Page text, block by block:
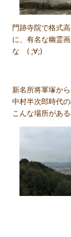
門跡寺院で格式
に、有名な幽霊
な ( ;∀;)
新名所将軍塚か
中村半次郎時代
こんな場所があ